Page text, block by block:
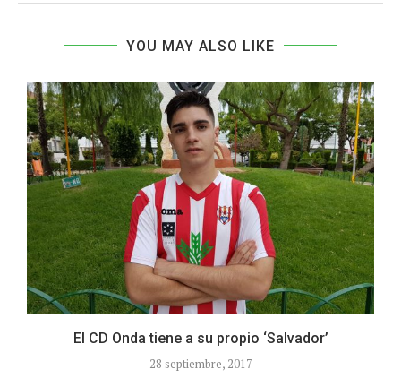
YOU MAY ALSO LIKE
El CD Onda tiene a su propio ‘Salvador’
28 septiembre, 2017